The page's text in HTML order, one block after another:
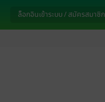
ล็อกอินเข้าระบบ / สมัครสมาชิก